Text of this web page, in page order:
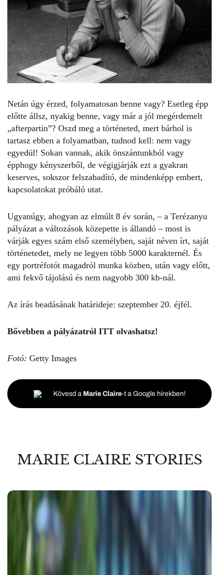
Netán úgy érzed, folyamatosan benne vagy? Esetleg épp
előtte állsz, nyakig benne, vagy már a jól megérdemelt
„afterpartin”? Oszd meg a történeted, mert bárhol is
tartasz ebben a folyamatban, tudnod kell: nem vagy
egyedül! Sokan vannak, akik önszántunkból vagy
épphogy kényszerből, de végigjárják ezt a gyakran
keserves, sokszor felszabadító, de mindenképp embert,
kapcsolatokat próbáló utat.
Ugyanúgy, ahogyan az elmúlt 8 év során, – a Terézanyu
pályázat a változások közepette is állandó – most is
várják egyes szám első személyben, saját néven írt, saját
történetedet, mely ne legyen több 5000 karakternél. És
egy portréfotót magadról munka közben, után vagy előtt,
ami fekvő tájolású és nem nagyobb 300 kb-nál.
Az írás beadásának határideje: szeptember 20. éjfél.
Bővebben a pályázatról ITT olvashatsz!
Fotó: Getty Images
Kövesd a Marie Claire-t a Google hírekben!
MARIE CLAIRE STORIES